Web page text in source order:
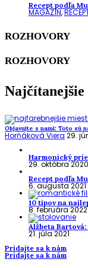
Recept podľa
MAGAZÍN,
ROZHOVORY
ROZHOVORY
Najčítanejšie
Objavujte s nami: Toto sú
Horňáková Viera 29.
Harmonický
29. októbra 2020
Recept podľa
6. augusta 2021
10 tipov na
8. februára 2022
Alžbeta
21. júla 2021
Pridajte sa k nám
Pridajte sa k nám